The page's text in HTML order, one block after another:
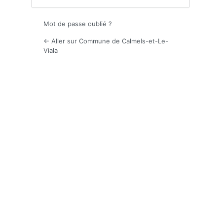
Mot de passe oublié ?
← Aller sur Commune de Calmels-et-Le-
Viala